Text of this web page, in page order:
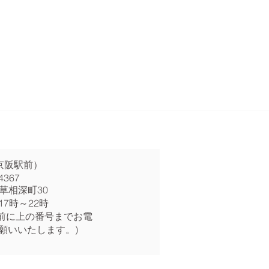
駅前）
相深町30
時～22時
に上の番号までお電
いいたします。)